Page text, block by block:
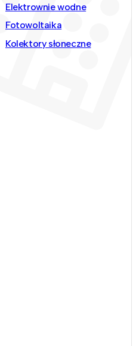
Elektrownie wodne
Fotowoltaika
Kolektory słoneczne